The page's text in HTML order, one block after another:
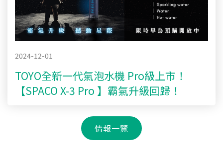
2024-12-01
TOYO全新一代氣泡水機 Pro級上市！
【SPACO X-3 Pro 】霸氣升級回歸！
情報一覽